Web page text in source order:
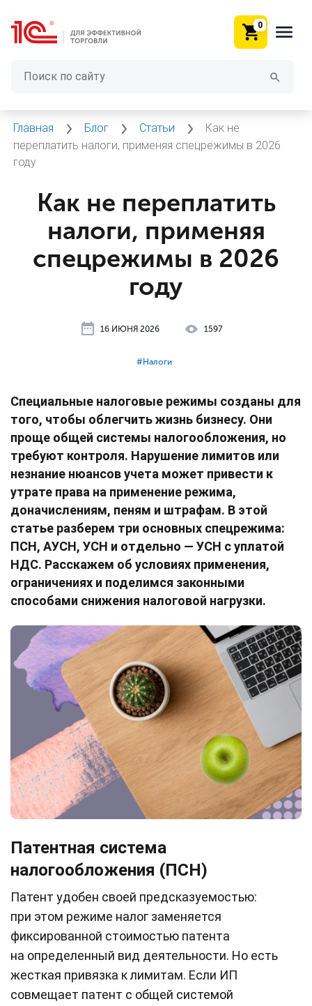
0
Главная Блог Статьи
Как не
переплатить налоги, применяя спецрежимы в 2026
году
Как не переплатить
налоги, применяя
спецрежимы в 2026
году
16 ИЮНЯ 2026 1597
#⁣Налоги
Специальные налоговые режимы созданы для
того, чтобы облегчить жизнь бизнесу. Они
проще общей системы налогообложения, но
требуют контроля. Нарушение лимитов или
незнание нюансов учета может привести к
утрате права на применение режима,
доначислениям, пеням и штрафам. В этой
статье разберем три основных спецрежима:
ПСН, АУСН, УСН и отдельно — УСН с уплатой
НДС. Расскажем об условиях применения,
ограничениях и поделимся законными
способами снижения налоговой нагрузки.
Патентная система
налогообложения (ПСН)
Патент удобен своей предсказуемостью:
при этом режиме налог заменяется
фиксированной стоимостью патента
на определенный вид деятельности. Но есть
жесткая привязка к лимитам. Если ИП
совмещает патент с общей системой